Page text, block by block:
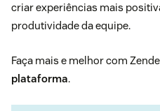
criar experiências mais
produtividade da equipe.
Faça mais e melhor com
plataforma.